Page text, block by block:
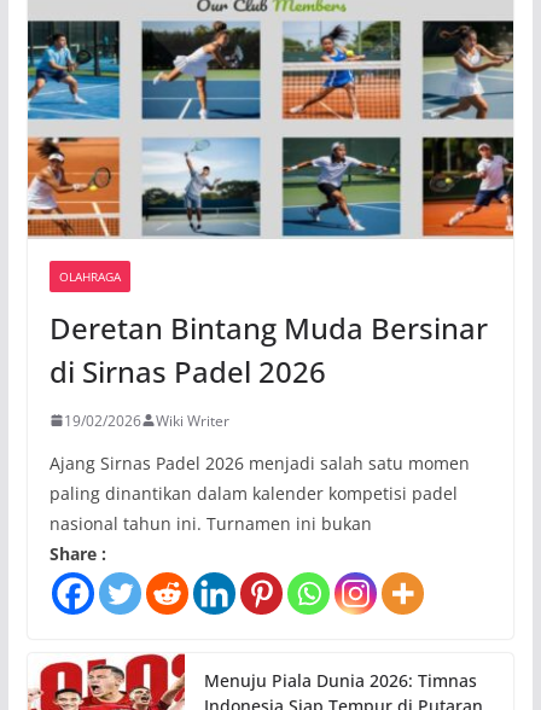
OLAHRAGA
Deretan Bintang Muda Bersinar
di Sirnas Padel 2026
19/02/2026 Wiki Writer
Ajang Sirnas Padel 2026 menjadi salah satu momen
paling dinantikan dalam kalender kompetisi padel
nasional tahun ini. Turnamen ini bukan
Share :
Menuju Piala Dunia 2026: Timnas
Indonesia Siap Tempur di Putaran